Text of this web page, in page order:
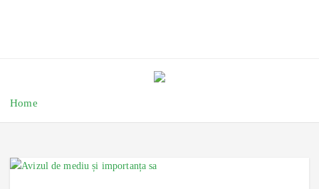
Home